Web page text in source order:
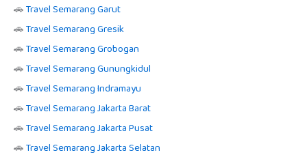
🚗Travel Semarang Garut
🚗Travel Semarang Gresik
🚗Travel Semarang Grobogan
🚗Travel Semarang Gunungkidul
🚗Travel Semarang Indramayu
🚗Travel Semarang Jakarta Barat
🚗Travel Semarang Jakarta Pusat
🚗Travel Semarang Jakarta Selatan